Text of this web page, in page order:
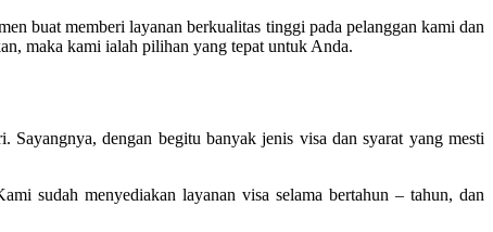
buat memberi layanan berkualitas tinggi pada pelanggan kami dan
maka kami ialah pilihan yang tepat untuk Anda.
dengan begitu banyak jenis visa dan syarat yang mesti
sudah menyediakan layanan visa selama bertahun – tahun, dan